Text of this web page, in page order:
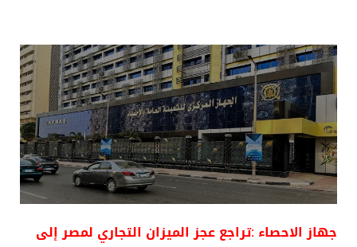
جهاز الاحصاء :تراجع عجز الميزان التجاري لمصر إلى